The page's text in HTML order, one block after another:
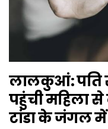
लालकुआं: पति
पहुंची महिला से
टांडा के जंगल में